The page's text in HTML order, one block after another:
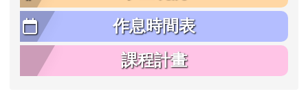
作息時間表
課程計畫